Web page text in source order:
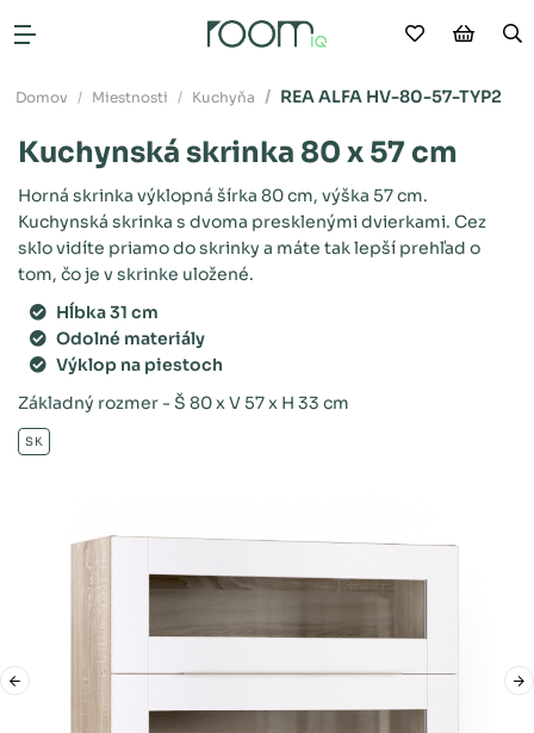
Otvoriť menu Moje
Domov Miestnosti Kuchyňa REA ALFA HV-80-57-TYP2
Kuchynská skrinka 80 x 57 cm
Horná skrinka výklopná šírka 80 cm, výška 57 cm.
Kuchynská skrinka s dvoma presklenými dvierkami. Cez
sklo vidíte priamo do skrinky a máte tak lepší prehľad o
tom, čo je v skrinke uložené.
Hĺbka 31 cm
Odolné materiály
Výklop na piestoch
Základný rozmer - Š 80 x V 57 x H 33 cm
SK